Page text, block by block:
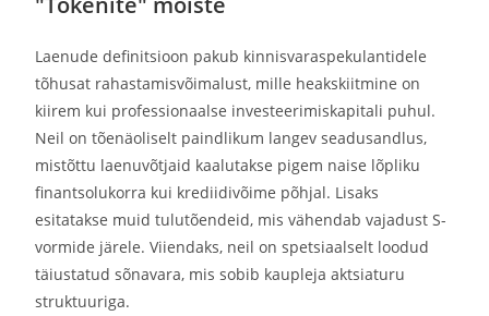
Laenude definitsioon pakub kinnisvaraspekulantidele
tõhusat rahastamisvõimalust, mille heakskiitmine on
kiirem kui professionaalse investeerimiskapitali puhul.
Neil on tõenäoliselt paindlikum langev seadusandlus,
mistõttu laenuvõtjaid kaalutakse pigem naise lõpliku
finantsolukorra kui krediidivõime põhjal. Lisaks
esitatakse muid tulutõendeid, mis vähendab vajadust S-
vormide järele. Viiendaks, neil on spetsiaalselt loodud
täiustatud sõnavara, mis sobib kaupleja aktsiaturu
struktuuriga.